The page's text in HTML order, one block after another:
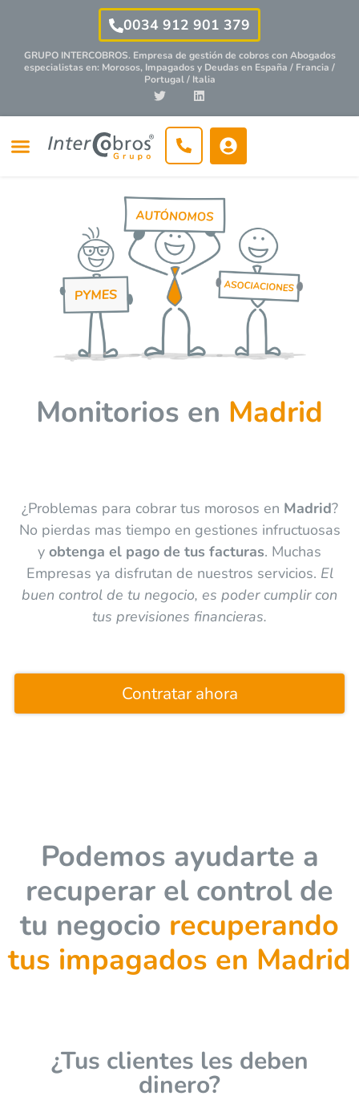
0034 912 901 379
GRUPO INTERCOBROS. Empresa de gestión de cobros conAbogados
especialistasen: Morosos, Impagados y Deudas en España / Francia /
Portugal / Italia
Monitorios en Madrid
¿Problemas para cobrar tus morosos en Madrid?
No pierdas mas tiempo en gestiones infructuosas
y obtenga el pago de tus facturas. Muchas
Empresas ya disfrutan de nuestros servicios. El
buen control de tu negocio, es poder cumplir con
tus previsiones financieras.
Contratar ahora
Podemos ayudarte a
recuperar el control de
tu negocio recuperando
tus impagados en Madrid
¿Tus clientes les deben
dinero?